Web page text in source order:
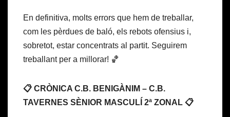
En definitiva, molts errors que hem de treballar,
com les pèrdues de baló, els rebots ofensius i,
sobretot, estar concentrats al partit. Seguirem
treballant per a millorar! 🏀
📋 CRÒNICA C.B. BENIGÀNIM – C.B.
TAVERNES SÈNIOR MASCULÍ 2ª ZONAL 📋